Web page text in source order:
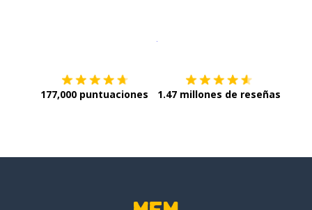
177,000 puntuaciones 1.47 millones de reseñas